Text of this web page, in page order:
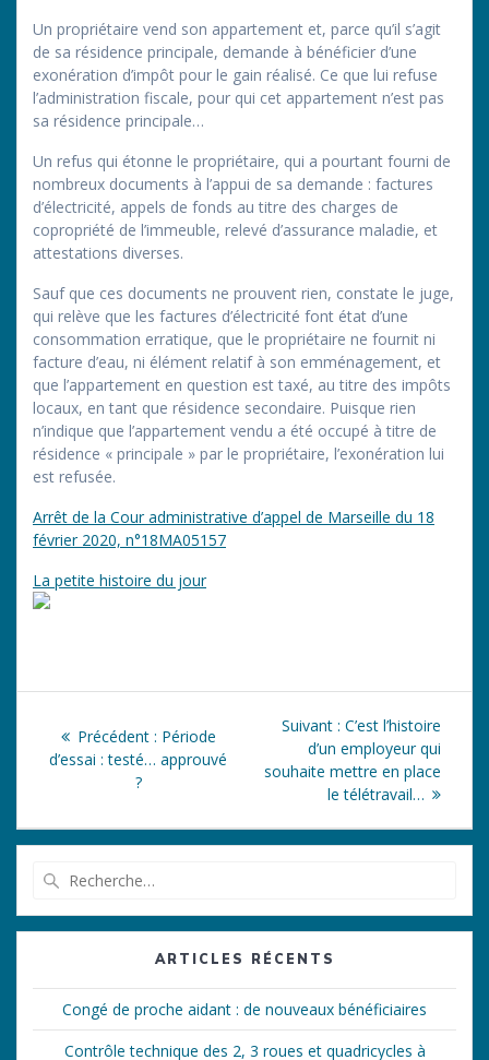
Un propriétaire vend son appartement et, parce qu’il s’agit
de sa résidence principale, demande à bénéficier d’une
exonération d’impôt pour le gain réalisé. Ce que lui refuse
l’administration fiscale, pour qui cet appartement n’est pas
sa résidence principale…
Un refus qui étonne le propriétaire, qui a pourtant fourni de
nombreux documents à l’appui de sa demande : factures
d’électricité, appels de fonds au titre des charges de
copropriété de l’immeuble, relevé d’assurance maladie, et
attestations diverses.
Sauf que ces documents ne prouvent rien, constate le juge,
qui relève que les factures d’électricité font état d’une
consommation erratique, que le propriétaire ne fournit ni
facture d’eau, ni élément relatif à son emménagement, et
que l’appartement en question est taxé, au titre des impôts
locaux, en tant que résidence secondaire. Puisque rien
n’indique que l’appartement vendu a été occupé à titre de
résidence « principale » par le propriétaire, l’exonération lui
est refusée.
Arrêt de la Cour administrative d’appel de Marseille du 18
février 2020, n°18MA05157
La petite histoire du jour
de
Précédent : Article
précédent
Période
d’essai : testé… approuvé
?
Suivant : Article
suivant
:
C’est l’histoire
d’un employeur qui
souhaite mettre en place
le télétravail…
:
ARTICLES RÉCENTS
Congé de proche aidant : de nouveaux bénéficiaires
Contrôle technique des 2, 3 roues et quadricycles à